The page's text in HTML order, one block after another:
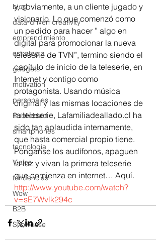
blog
data-driven creativity
emprendimiento
estrategia
gadgets
motivation
personales
Publicidad
smartphones
tecnología
Viajes
tendencias
Wow
B2B
Showcase
y, obviamente, a un cliente jugado y
visionario. Lo que comenzó como
un pedido para hacer ” algo en
digital para promocionar la nueva
teleserie de TVN”, termino siendo el
capítulo de inicio de la teleserie, en
Internet y contigo como
protagonista. Usando música
original y las mismas locaciones de
la teleserie, Lafamiliadeallado.cl ha
sido tan aplaudida internamente,
que hasta comercial propio tiene.
Ponganse los audífonos, apaguen
la luz y vivan la primera teleserie
que comienza en internet… Aquí.
http://www.youtube.com/watch?
v=sE7Wvlk294c